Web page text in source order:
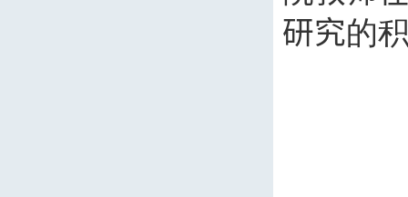
研究的